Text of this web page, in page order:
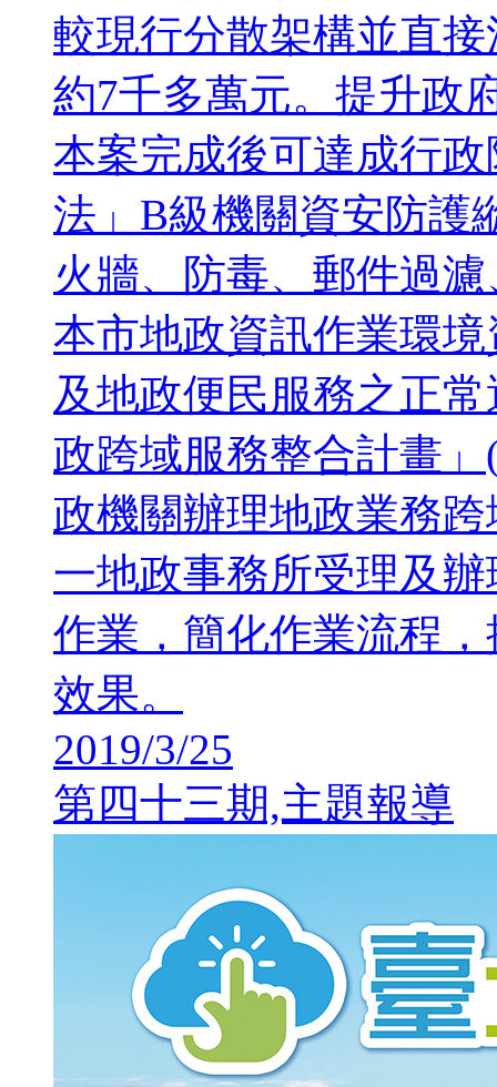
較現行分散架構並直
約7千多萬元。提升
本案完成後可達成行
法」B級機關資安防護
火牆、防毒、郵件過
本市地政資訊作業環
及地政便民服務之正
政跨域服務整合計畫
政機關辦理地政業務
一地政事務所受理及
作業，簡化作業流程
效果。
2019/3/25
第四十三期,主題報導